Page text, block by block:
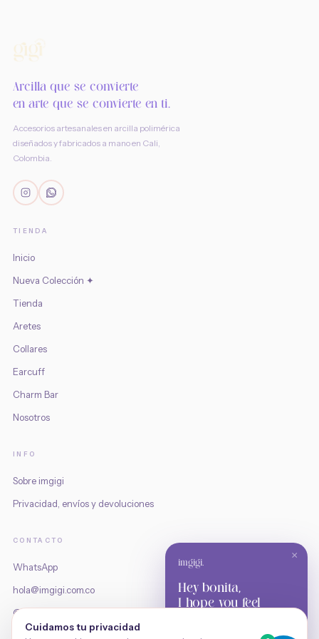
Arcilla que se convierte
en arte que se convierte en ti.
Accesorios artesanales en arcilla polimérica
diseñados y fabricados a mano en Cali,
Colombia.
TIENDA
Inicio
Nueva Colección ✦
Tienda
Aretes
Collares
Earcuff
Charm Bar
Nosotros
INFO
Sobre imgigi
Privacidad, envíos y devoluciones
CONTACTO
WhatsApp
hola@imgigi.com.co
@imgigi.co
Cuidamos tu privacidad
imgigi.
Hey bonita,
I hope you feel
×